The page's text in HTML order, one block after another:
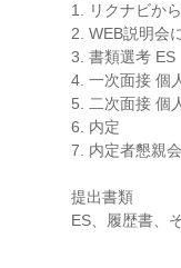
1. リクナビか
2. WEB説明会
3. 書類選考 ES
4. 一次面接 個
5. 二次面接 個
6. 内定
7. 内定者懇親会
提出書類
ES、履歴書、